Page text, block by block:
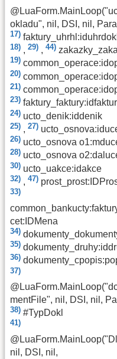
okladu", nil, DSI, nil,
17)
18) , 29) , 44)
19)
20)
21)
23)
24) ucto_denik:iddenik
25) , 27)
26) ucto_osnova
28) ucto_osnova
30) ucto_uakce:idakce
32) , 47)
33)
cet:IDMena
34)
35)
36)
37)
mentFile", nil, DSI, nil,
38) #TypDokl
41)
nil, DSI, nil,